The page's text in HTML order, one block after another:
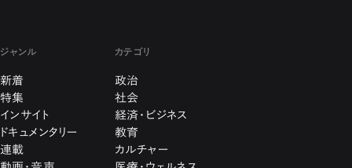
ジャンル
新着
特集
インサイト
ドキュメンタリー
連載
カテゴリ
政治
社会
経済・ビジネス
教育
カルチャー